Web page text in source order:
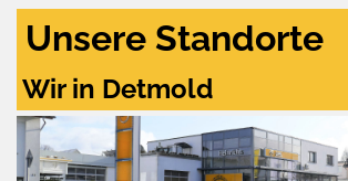
Unsere Standorte
Wir in Detmold